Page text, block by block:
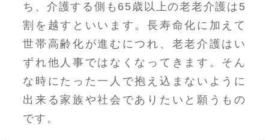
ち、介護する側も65歳以上の老老介護は5
割を越すといいます。長寿命化に加えて
世帯高齢化が進むにつれ、老老介護はい
ずれ他人事ではなくなってきます。そん
な時にたった一人で抱え込まないように
出来る家族や社会でありたいと願うもの
です。